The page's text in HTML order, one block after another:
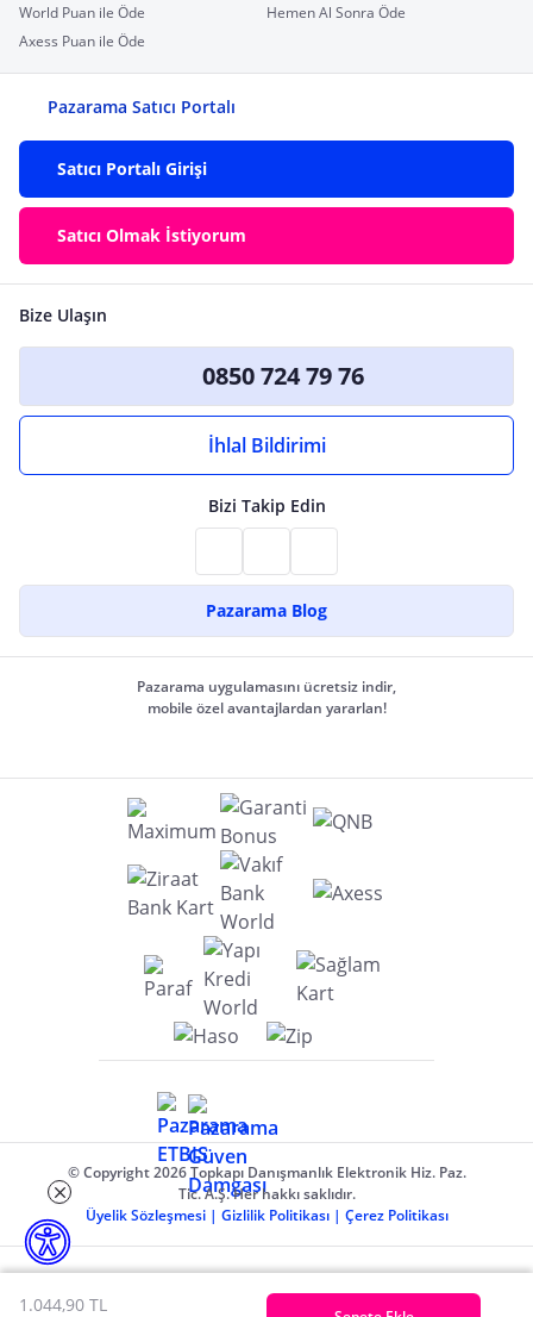
1.044,90 TL
World Puan ile Öde
Hemen Al Sonra Öde
Axess Puan ile Öde
Pazarama Satıcı Portalı
Satıcı Portalı Girişi
Satıcı Olmak İstiyorum
Bize Ulaşın
0850 724 79 76
İhlal Bildirimi
Bizi Takip Edin
Pazarama Blog
Pazarama uygulamasını ücretsiz indir,
mobile özel avantajlardan yararlan!
© Copyright 2026 Topkapı Danışmanlık Elektronik Hiz. Paz.
Tic. A.Ş. Her hakkı saklıdır.
Üyelik Sözleşmesi | Gizlilik Politikası | Çerez Politikası